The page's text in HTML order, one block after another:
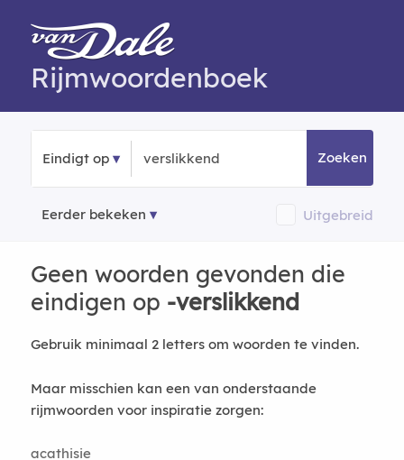
Rijmwoordenboek
Eindigt op Zoeken
Eerder bekeken Uitgebreid
Geen woorden gevonden die
eindigen op -verslikkend
Gebruik minimaal 2 letters om woorden te vinden.
Maar misschien kan een van onderstaande
rijmwoorden voor inspiratie zorgen:
acathisie